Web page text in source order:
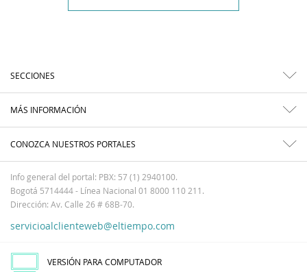
SECCIONES
MÁS INFORMACIÓN
CONOZCA NUESTROS PORTALES
Info general del portal: PBX: 57 (1) 2940100.
Bogotá 5714444 - Línea Nacional 01 8000 110 211.
Dirección: Av. Calle 26 # 68B-70.
servicioalclienteweb@eltiempo.com
VERSIÓN PARA COMPUTADOR